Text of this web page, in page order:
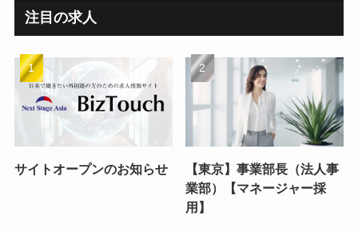
注目の求人
サイトオープンのお知らせ
【東京】事業部長（法人事
業部）【マネージャー採
用】